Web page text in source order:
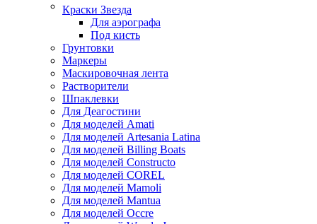
Краски Звезда
Для аэрографа
Под кисть
Грунтовки
Маркеры
Маскировочная лента
Растворители
Шпаклевки
Для Деагостини
Для моделей Amati
Для моделей Artesania Latina
Для моделей Billing Boats
Для моделей Constructo
Для моделей COREL
Для моделей Mamoli
Для моделей Mantua
Для моделей Occre